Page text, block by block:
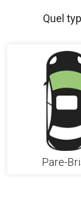
Quel
Pare-